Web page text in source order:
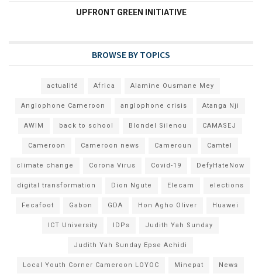
UPFRONT GREEN INITIATIVE
BROWSE BY TOPICS
actualité Africa Alamine Ousmane Mey
Anglophone Cameroon anglophone crisis Atanga Nji
AWIM back to school Blondel Silenou CAMASEJ
Cameroon Cameroon news Cameroun Camtel
climate change Corona Virus Covid-19 DefyHateNow
digital transformation Dion Ngute Elecam elections
Fecafoot Gabon GDA Hon Agho Oliver Huawei
ICT University IDPs Judith Yah Sunday
Judith Yah Sunday Epse Achidi
Local Youth Corner Cameroon LOYOC Minepat News